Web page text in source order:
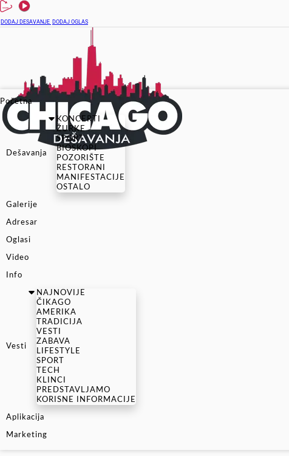
DODAJ DESAVANJE DODAJ OGLAS
Početna
Dešavanja
KONCERTI
ŽURKE
SPORT
BIOSKOPI
POZORIŠTE
RESTORANI
MANIFESTACIJE
OSTALO
Galerije
Adresar
Oglasi
Video
Info
Vesti
NAJNOVIJE
ČIKAGO
AMERIKA
TRADICIJA
VESTI
ZABAVA
LIFESTYLE
SPORT
TECH
KLINCI
PREDSTAVLJAMO
KORISNE INFORMACIJE
Aplikacija
Marketing